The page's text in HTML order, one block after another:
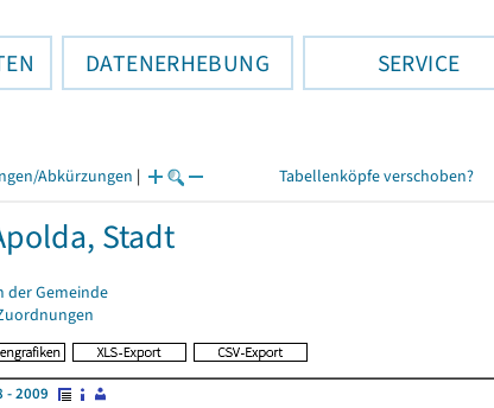
DATENERHEBUNG SERVICE
Abkürzungen | Tabellenköpfe verschoben?
Stadt
der Gemeinde
- 2009